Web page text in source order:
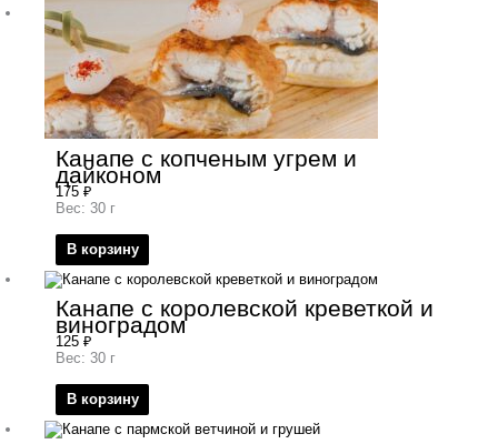
Канапе с копченым угрем и
дайконом
175 ₽
Вес: 30 г
В корзину
Канапе с королевской креветкой и
виноградом
125 ₽
Вес: 30 г
В корзину